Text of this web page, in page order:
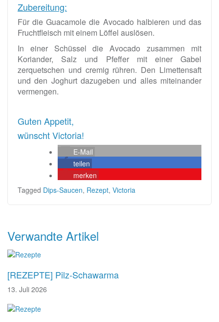
Zubereitung:
Für die Guacamole die Avocado halbieren und das
Fruchtfleisch mit einem Löffel auslösen.
In einer Schüssel die Avocado zusammen mit
Koriander, Salz und Pfeffer mit einer Gabel
zerquetschen und cremig rühren. Den Limettensaft
und den Joghurt dazugeben und alles miteinander
vermengen.
Guten Appetit,
wünscht Victoria!
E-Mail
teilen
merken
Tagged Dips-Saucen, Rezept, Victoria
Verwandte Artikel
[REZEPTE] Pilz-Schawarma
13. Juli 2026
Beitragsnavigation